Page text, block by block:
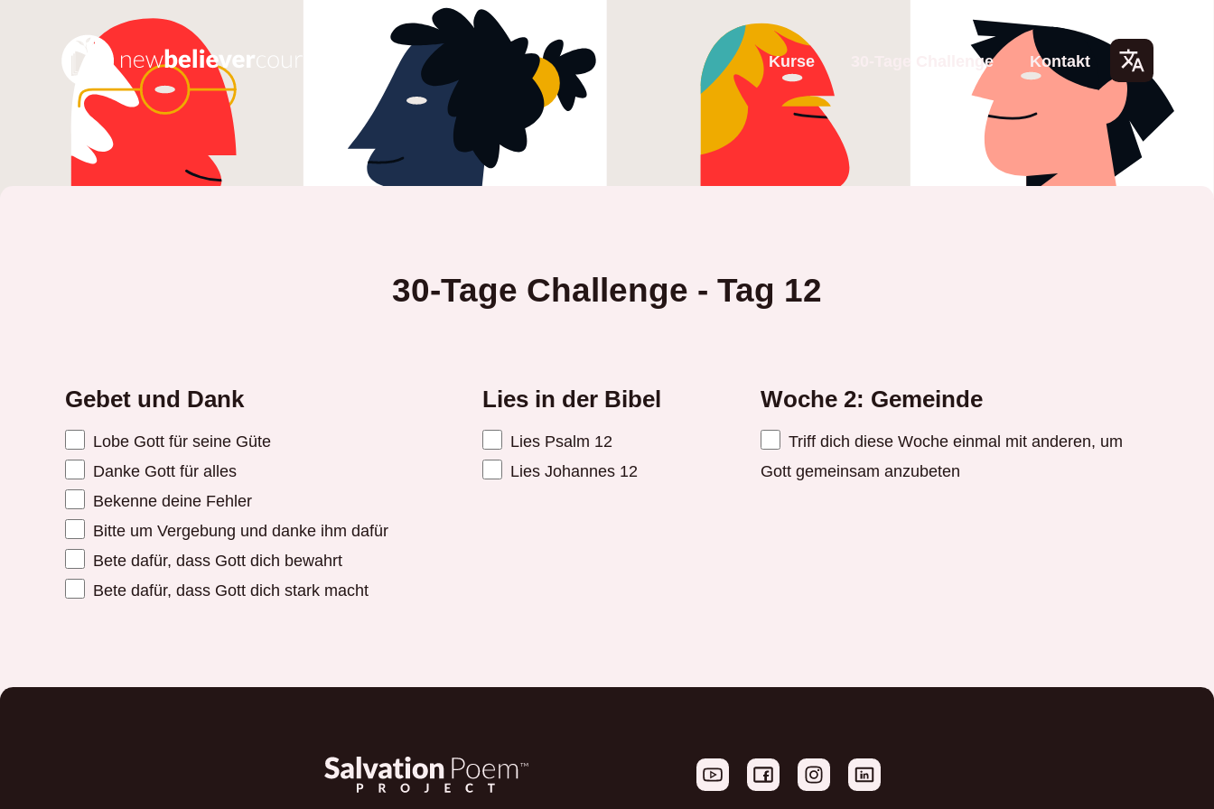
Lang
uage
Kurse 30-Tage Challenge Kontakt
30-Tage Challenge - Tag 12
Gebet und Dank
Lobe Gott für seine Güte
Danke Gott für alles
Bekenne deine Fehler
Bitte um Vergebung und danke ihm dafür
Bete dafür, dass Gott dich bewahrt
Bete dafür, dass Gott dich stark macht
Lies in der Bibel
Lies Psalm 12
Lies Johannes 12
Woche 2: Gemeinde
Triff dich diese Woche einmal mit anderen, um
Gott gemeinsam anzubeten